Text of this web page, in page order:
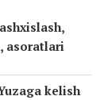
asoratlari
kelish